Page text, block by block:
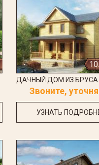
ДАЧНЫЙ ДОМ ИЗ БРУСА
Звоните,
УЗНАТЬ